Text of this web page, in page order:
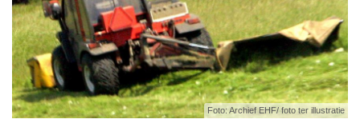
Foto: Archief EHF/ foto ter illustratie